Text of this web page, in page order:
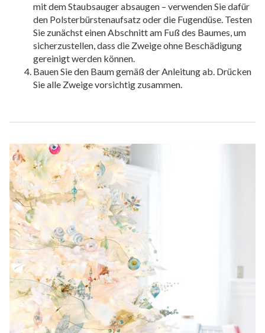
mit dem Staubsauger absaugen – verwenden Sie dafür
den Polsterbürstenaufsatz oder die Fugendüse. Testen
Sie zunächst einen Abschnitt am Fuß des Baumes, um
sicherzustellen, dass die Zweige ohne Beschädigung
gereinigt werden können.
Bauen Sie den Baum gemäß der Anleitung ab. Drücken
Sie alle Zweige vorsichtig zusammen.